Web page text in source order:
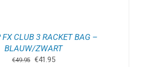
FX CLUB 3 RACKET BAG –
BLAUW/ZWART
€49.95 Oorspronkelijke
€41.95Huidige